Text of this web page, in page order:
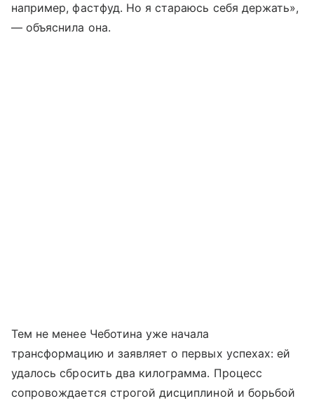
например, фастфуд. Но я стараюсь себя держать»,
— объяснила она.
Тем не менее Чеботина уже начала
трансформацию и заявляет о первых успехах: ей
удалось сбросить два килограмма. Процесс
сопровождается строгой дисциплиной и борьбой